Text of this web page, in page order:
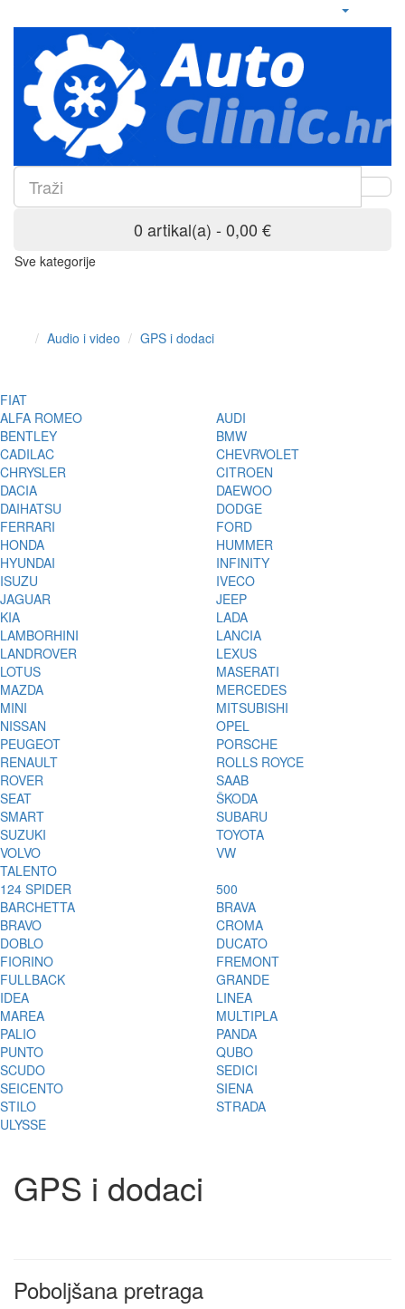
0 artikal(a) - 0,00 €
Sve kategorije
Audio i video GPS i dodaci
FIAT
ALFA ROMEO
AUDI
BENTLEY
BMW
CADILAC
CHEVRVOLET
CHRYSLER
CITROEN
DACIA
DAEWOO
DAIHATSU
DODGE
FERRARI
FORD
HONDA
HUMMER
HYUNDAI
INFINITY
ISUZU
IVECO
JAGUAR
JEEP
KIA
LADA
LAMBORHINI
LANCIA
LANDROVER
LEXUS
LOTUS
MASERATI
MAZDA
MERCEDES
MINI
MITSUBISHI
NISSAN
OPEL
PEUGEOT
PORSCHE
RENAULT
ROLLS ROYCE
ROVER
SAAB
SEAT
ŠKODA
SMART
SUBARU
SUZUKI
TOYOTA
VOLVO
VW
TALENTO
124 SPIDER
500
BARCHETTA
BRAVA
BRAVO
CROMA
DOBLO
DUCATO
FIORINO
FREMONT
FULLBACK
GRANDE
IDEA
LINEA
MAREA
MULTIPLA
PALIO
PANDA
PUNTO
QUBO
SCUDO
SEDICI
SEICENTO
SIENA
STILO
STRADA
ULYSSE
GPS i dodaci
Poboljšana pretraga